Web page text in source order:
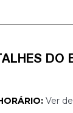
DO
Ver